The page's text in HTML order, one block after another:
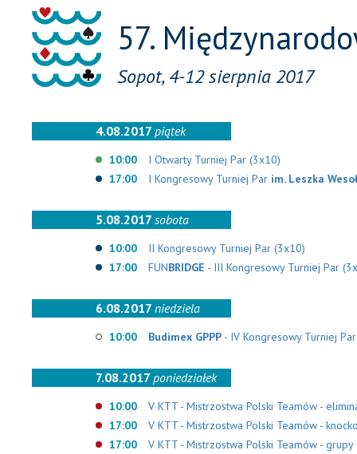
57.
Sopot, 4-12 sierpnia 2017
4.08.2017 piątek
10:00
I Otwarty Turniej Par (3x10)
17:00
I Kongresowy Turniej Par im. Leszka
5.08.2017 sobota
10:00
II Kongresowy Turniej Par (3x10)
17:00
FUNBRIDGE - III Kongresowy Turniej Par
6.08.2017 niedziela
10:00 Budimex GPPP - IV Kongresowy Turniej
7.08.2017 poniedziałek
10:00
V KTT - Mistrzostwa Polski Teamów -
17:00
V KTT - Mistrzostwa Polski Teamów -
17:00
V KTT - Mistrzostwa Polski Teamów - grupy